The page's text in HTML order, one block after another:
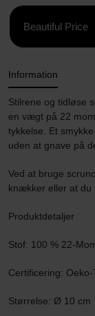
Beautiful Price
Information
Stilrene og tidløse
en vægt på 22
tykkelse. Et
uden at gnave på
Ved at bruge
knækker eller at du
Produktdetaljer
Stof: 100 % 22-
Certificering:
Størrelse: Ø 10 cm